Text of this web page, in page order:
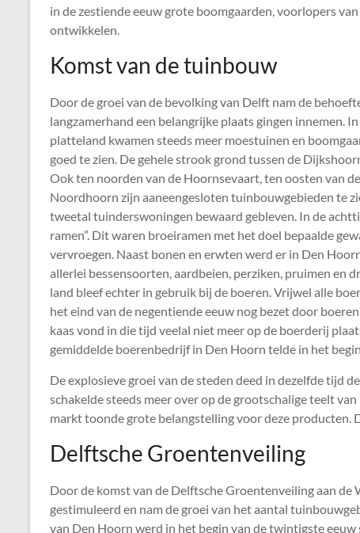
in de zestiende eeuw grote boomgaarden, voorlopers
ontwikkelen.
Komst van de tuinbouw
Door de groei van de bevolking van Delft nam de
langzamerhand een belangrijke plaats gingen innemen.
platteland kwamen steeds meer moestuinen en
goed te zien. De gehele strook grond tussen de
Ook ten noorden van de Hoornsevaart, ten oosten van
Noordhoorn zijn aaneengesloten tuinbouwgebieden te
tweetal tuinderswoningen bewaard gebleven. In de
ramen”. Dit waren broeiramen met het doel bepaalde
vervroegen. Naast bonen en erwten werd er in Den
allerlei bessensoorten, aardbeien, perziken, pruimen en
land bleef echter in gebruik bij de boeren. Vrijwel alle
het eind van de negentiende eeuw nog bezet door
kaas vond in die tijd veelal niet meer op de boerderij
gemiddelde boerenbedrijf in Den Hoorn telde in het
De explosieve groei van de steden deed in dezelfde tijd
schakelde steeds meer over op de grootschalige teelt
markt toonde grote belangstelling voor deze producten.
Delftsche Groentenveiling
Door de komst van de Delftsche Groentenveiling aan
gestimuleerd en nam de groei van het aantal
van Den Hoorn werd in het begin van de twintigste